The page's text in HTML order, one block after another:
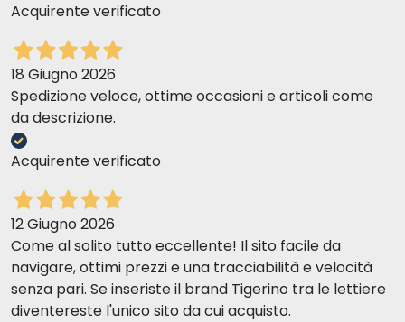
Acquirente verificato
18 Giugno 2026
Spedizione veloce, ottime occasioni e articoli come
da descrizione.
Acquirente verificato
12 Giugno 2026
Come al solito tutto eccellente! Il sito facile da
navigare, ottimi prezzi e una tracciabilità e velocità
senza pari. Se inseriste il brand Tigerino tra le lettiere
diventereste l'unico sito da cui acquisto.